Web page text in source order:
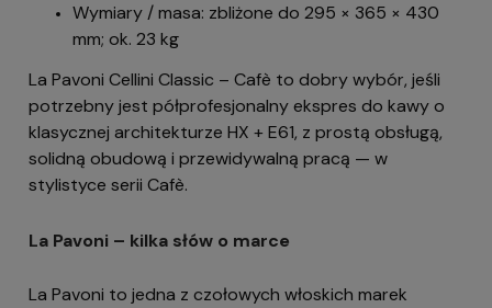
Wymiary / masa: zbliżone do 295 × 365 × 430
mm; ok. 23 kg
La Pavoni Cellini Classic – Cafè to dobry wybór, jeśli
potrzebny jest półprofesjonalny ekspres do kawy o
klasycznej architekturze HX + E61, z prostą obsługą,
solidną obudową i przewidywalną pracą — w
stylistyce serii Cafè.
La Pavoni – kilka słów o marce
La Pavoni to jedna z czołowych włoskich marek